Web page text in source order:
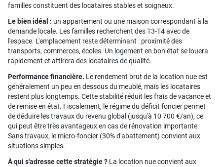
familles constituent des locataires stables et soigneux.
Le bien idéal : un appartement ou une maison correspondant à la
demande locale. Les familles recherchent des T3-T4 avec de
l'espace. L'emplacement reste déterminant : proximité des
transports, commerces, écoles. Un logement en bon état se louera
rapidement et attirera des locataires de qualité.
Performance financière. Le rendement brut de la location nue est
généralement un peu en dessous du meublé, mais les locataires
restent plus longtemps. Cette stabilité réduit les frais de vacance et
de remise en état. Fiscalement, le régime du déficit foncier permet
de déduire les travaux du revenu global (jusqu'à 10 700 €/an), ce
qui peut être très avantageux en cas de rénovation importante.
Sans travaux, le micro-foncier (30% d'abattement) convient aux
situations simples.
À qui s'adresse cette stratégie ? La location nue convient aux